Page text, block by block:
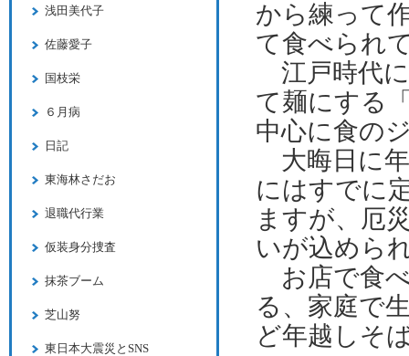
から練って
て食べられ
江戸時代
て麺にする
中心に食の
大晦日に
にはすでに
ますが、厄
いが込めら
お店で食
る、 家庭で
ど年越しそ
浅田美代子
佐藤愛子
国枝栄
６月病
日記
東海林さだお
退職代行業
仮装身分捜査
抹茶ブーム
芝山努
東日本大震災とSNS